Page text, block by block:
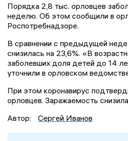
Порядка 2,8 тыс. орловцев
неделю. Об этом сообщили в
Роспотребнадзоре.
В сравнении с предыдущей
снизилась на 23,6%. «В
заболевших доля детей до 14
уточнили в орловском
При этом коронавирус
орловцев. Заражаемость
Автор:
Сергей Иванов